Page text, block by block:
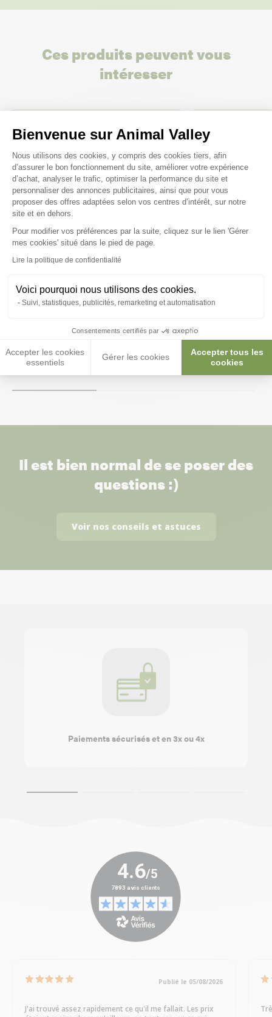
Bienvenue sur Animal Valley
Plateforme de Gestion du
Nous utilisons des cookies, y compris des cookies tiers, afin
d’assurer le bon fonctionnement du site, améliorer votre expérience
d’achat, analyser le trafic, optimiser la performance du site et
personnaliser des annonces publicitaires, ainsi que pour vous
proposer des offres adaptées selon vos centres d’intérêt, sur notre
site et en dehors.
Pour modifier vos préférences par la suite, cliquez sur le lien 'Gérer
mes cookies' situé dans le pied de page.
Lire la politique de confidentialité
Voici pourquoi nous utilisons des cookies.
Suivi, statistiques, publicités, remarketing et automatisation
Consentements certifiés par
Accepter les cookies
essentiels
Gérer les cookies
Accepter tous les
cookies
Axeptio consent
Ces produits peuvent vous
intéresser
Thermomètre hygromètre digital
22,50 €
Thermomètre
21,10 €
Il est bien normal de se poser des
questions :)
Voir nos conseils et astuces
Paiements sécurisés et en 3x ou 4x
Publié le 05/08/2026
J'ai trouvé assez rapidement ce qu'il me fallait. Les prix